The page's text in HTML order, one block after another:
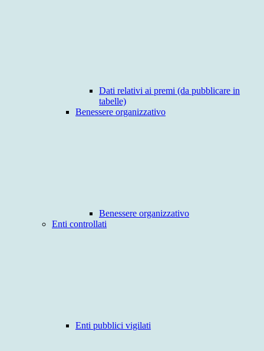
Dati relativi ai premi (da pubblicare in
tabelle)
Benessere organizzativo
Benessere organizzativo
Enti controllati
Enti pubblici vigilati